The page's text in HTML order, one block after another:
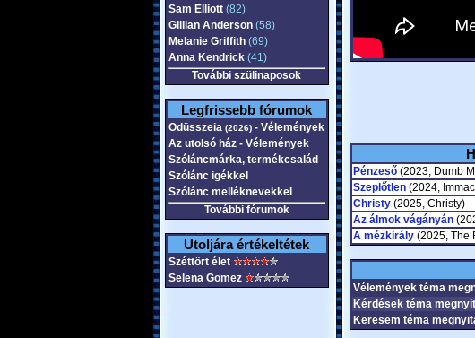
Sam Elliott(82)
Gillian Anderson(58)
Melanie Griffith(69)
Anna Kendrick(41)
További szülinaposok
Legfrissebb fórumok
Odüsszeia (2026)- Vélemények
Az utolsó ház - Vélemények
Szóláncmárka, termékcsalád
Szólánc igékkel
Szólánc melléknevekkel
További fórumok
Utoljára értékeltétek
Széttört élet
Selena Gomez
Pénzeső(2023, Dumb
Szeplőtlen(2024,
Christy(2025, Christy)
Az álmok vágányán
A mézkirály(2025, The
Vélemények téma
Kérdések téma
Keresem téma